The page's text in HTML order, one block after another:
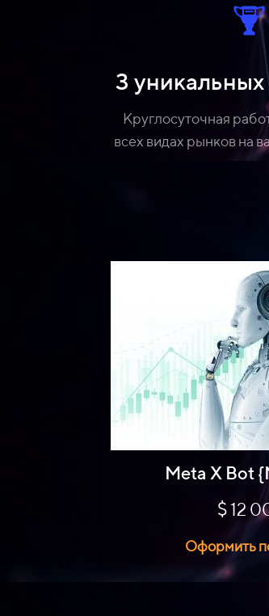
3
Круглосуточная
всех видах рынков на
Meta X Bot
$ 12
Оформить